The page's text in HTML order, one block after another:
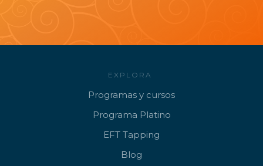
EXPLORA
Programas y cursos
Programa Platino
EFT Tapping
Blog